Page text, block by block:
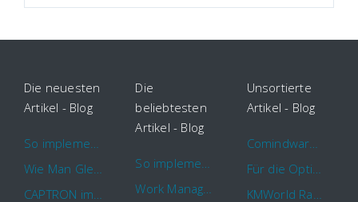
Die neuesten
Artikel - Blog
Die
beliebtesten
Artikel - Blog
Unsortierte
Artikel - Blog